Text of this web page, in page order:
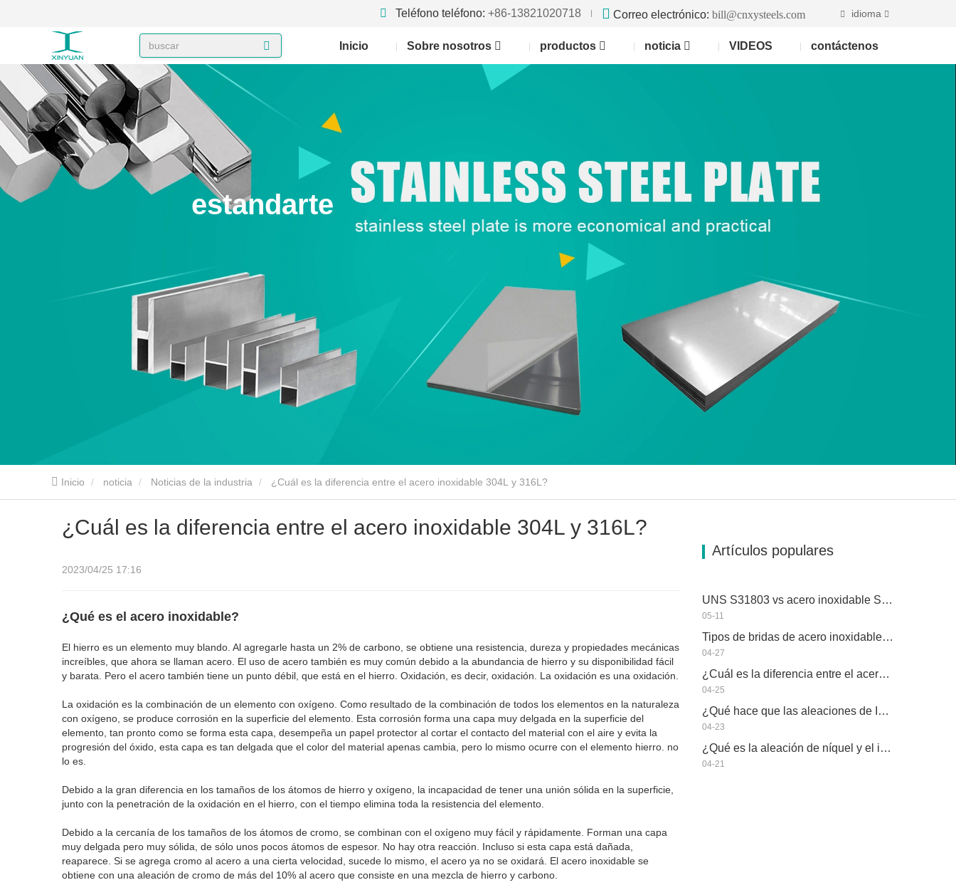
Teléfono teléfono: +86-13821020718 Correo electrónico: bill@cnxysteels.com idioma
Inicio Sobre nosotros productos noticia VIDEOS contáctenos
estandarte
Inicio noticia Noticias de la industria ¿Cuál es la diferencia entre el acero inoxidable 304L y 316L?
¿Cuál es la diferencia entre el acero inoxidable 304L y 316L?
2023/04/25 17:16
¿Qué es el acero inoxidable?
El hierro es un elemento muy blando. Al agregarle hasta un 2% de carbono, se obtiene una resistencia, dureza y propiedades mecánicas
increíbles, que ahora se llaman acero. El uso de acero también es muy común debido a la abundancia de hierro y su disponibilidad fácil
y barata. Pero el acero también tiene un punto débil, que está en el hierro. Oxidación, es decir, oxidación. La oxidación es una oxidación.
La oxidación es la combinación de un elemento con oxígeno. Como resultado de la combinación de todos los elementos en la naturaleza
con oxígeno, se produce corrosión en la superficie del elemento. Esta corrosión forma una capa muy delgada en la superficie del
elemento, tan pronto como se forma esta capa, desempeña un papel protector al cortar el contacto del material con el aire y evita la
progresión del óxido, esta capa es tan delgada que el color del material apenas cambia, pero lo mismo ocurre con el elemento hierro. no
lo es.
Debido a la gran diferencia en los tamaños de los átomos de hierro y oxígeno, la incapacidad de tener una unión sólida en la superficie,
junto con la penetración de la oxidación en el hierro, con el tiempo elimina toda la resistencia del elemento.
Debido a la cercanía de los tamaños de los átomos de cromo, se combinan con el oxígeno muy fácil y rápidamente. Forman una capa
muy delgada pero muy sólida, de sólo unos pocos átomos de espesor. No hay otra reacción. Incluso si esta capa está dañada,
reaparece. Si se agrega cromo al acero a una cierta velocidad, sucede lo mismo, el acero ya no se oxidará. El acero inoxidable se
obtiene con una aleación de cromo de más del 10% al acero que consiste en una mezcla de hierro y carbono.
Artículos populares
UNS S31803 vs acero inoxidable SS 316: ¿cuál es la diferencia?
05-11
Tipos de bridas de acero inoxidable: ¿cuál es mejor para ti?
04-27
¿Cuál es la diferencia entre el acero inoxidable 304L y 316L?
04-25
¿Qué hace que las aleaciones de Inconel sean tan especiales?
04-23
¿Qué es la aleación de níquel y el inconel?
04-21